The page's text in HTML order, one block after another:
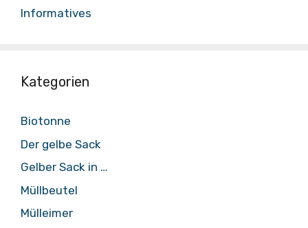
Informatives
Kategorien
Biotonne
Der gelbe Sack
Gelber Sack in …
Müllbeutel
Mülleimer